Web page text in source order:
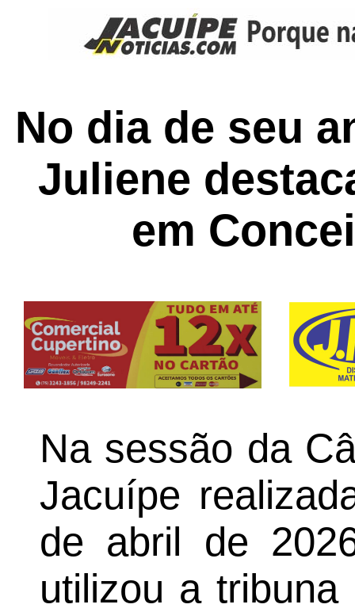
No dia de seu
Juliene
em
Na sessão da
Jacuípe
de abril de
utilizou a